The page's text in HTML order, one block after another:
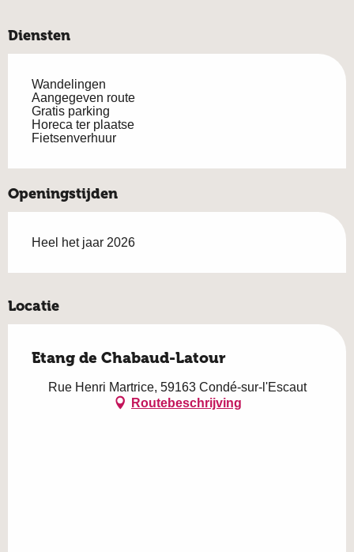
Diensten
Wandelingen
Aangegeven route
Gratis parking
Horeca ter plaatse
Fietsenverhuur
Openingstijden
Heel het jaar 2026
Locatie
Etang de Chabaud-Latour
Rue Henri Martrice, 59163 Condé-sur-l'Escaut
Routebeschrijving